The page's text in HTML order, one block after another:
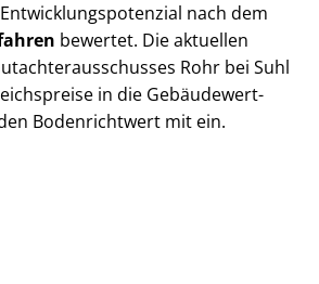
nach dem
bewertet. Die aktuellen
Rohr bei Suhl
in die Ge­bäu­de­wert­
Bodenrichtwert mit ein.